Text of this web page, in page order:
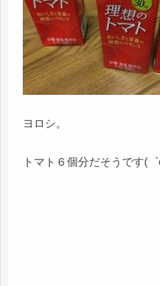
ヨロシ。
トマト６個分だそうです(